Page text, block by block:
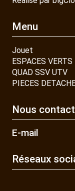
Menu
Jouet
ESPACES VERTS
QUAD SSV UTV
PIECES
Nous
E-mail
Réseaux